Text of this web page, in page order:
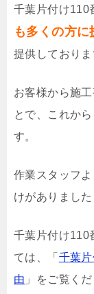
千葉片付け110
も多くの方に
提供しておりま
お客様から施
とで、これか
す。
作業スタッフ
けがありまし
千葉片付け110
ては、「 千葉
由 」をご覧く